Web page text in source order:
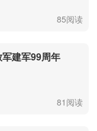
85阅读
81阅读